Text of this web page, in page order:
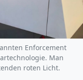
Enforcement
Man
roten Licht.